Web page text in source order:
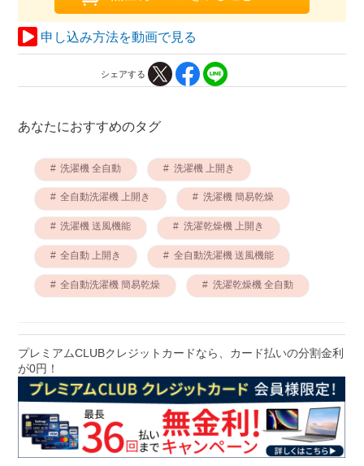
申し込み方法を動画で見る
シェアする
あなたにおすすめのタグ
洗濯機 全自動 洗濯機 上開き
全自動洗濯機 上開き 洗濯機 簡易乾燥
洗濯機 送風機能 洗濯乾燥機 上開き
全自動 上開き 全自動洗濯機 送風機能
全自動洗濯機 簡易乾燥 洗濯乾燥機 全自動
プレミアムCLUBクレジットカードなら、カード払いの分割金利
が0円！